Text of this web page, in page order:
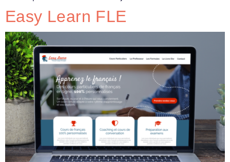
Easy Learn FLE